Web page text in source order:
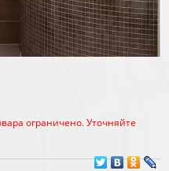
ограничено. Уточняйте